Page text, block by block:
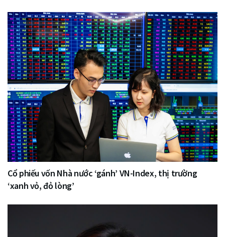
Cổ phiếu vốn Nhà nước ‘gánh’ VN-Index, thị trường
‘xanh vỏ, đỏ lòng’